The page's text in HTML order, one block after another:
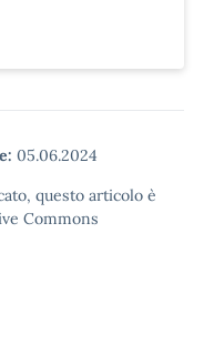
05.06.2024
questo articolo è
Commons